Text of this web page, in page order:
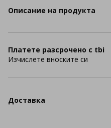
Описание на продукта
Платете разсрочено с tbi
Изчислете вноските си
Доставка